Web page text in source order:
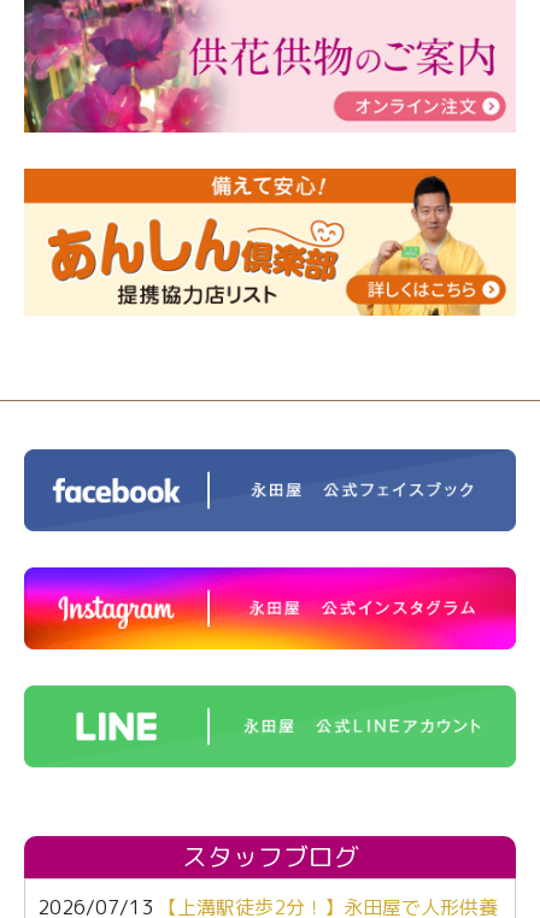
ぶ！はじめてのお葬式」小さな家族葬ハウス®町田成
瀬 ご参加ありがとうございました！
2024/01/19令和6年能登半島地震災害の寄付のご報
告
人形供養 寄付のご報告
2023/12/16終活なるほど教室＠小さな家族葬ハウ
ス®上鶴間 エンディングノートを書いてみよう！
2023/11/29 永田屋創業110周年記念式典 レンブラ
ントホテル東京町田
スタッフブログ
2026/07/13 【上溝駅徒歩2分！】永田屋で人形供養